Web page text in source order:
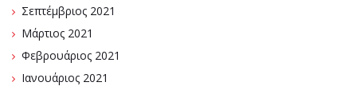
Σεπτέμβριος 2021
Μάρτιος 2021
Φεβρουάριος 2021
Ιανουάριος 2021